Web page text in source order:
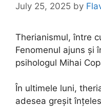
July 25, 2025 by
Therianismul, între
Fenomenul ajuns și
psihologul Mihai
În ultimele luni,
adesea greșit